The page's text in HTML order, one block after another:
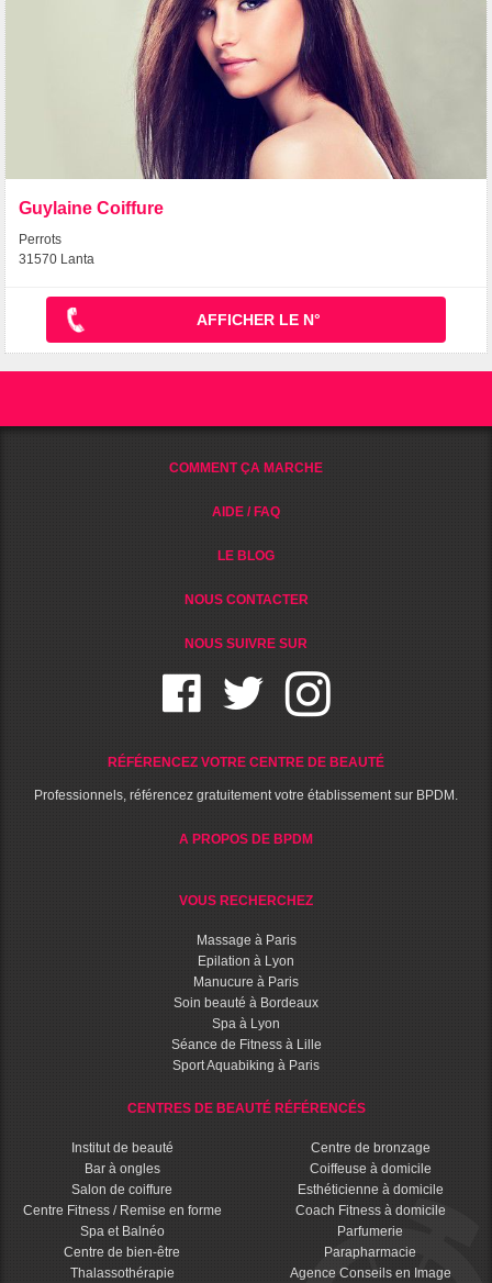
Guylaine Coiffure
Perrots
31570 Lanta
AFFICHER LE N°
COMMENT ÇA MARCHE
AIDE / FAQ
LE BLOG
NOUS CONTACTER
NOUS SUIVRE SUR
RÉFÉRENCEZ VOTRE CENTRE DE BEAUTÉ
Professionnels, référencez gratuitement votre établissement sur BPDM.
A PROPOS DE BPDM
VOUS RECHERCHEZ
Massage à Paris
Epilation à Lyon
Manucure à Paris
Soin beauté à Bordeaux
Spa à Lyon
Séance de Fitness à Lille
Sport Aquabiking à Paris
CENTRES DE BEAUTÉ RÉFÉRENCÉS
Institut de beauté
Bar à ongles
Salon de coiffure
Centre Fitness / Remise en forme
Spa et Balnéo
Centre de bien-être
Thalassothérapie
Centre de bronzage
Coiffeuse à domicile
Esthéticienne à domicile
Coach Fitness à domicile
Parfumerie
Parapharmacie
Agence Conseils en Image